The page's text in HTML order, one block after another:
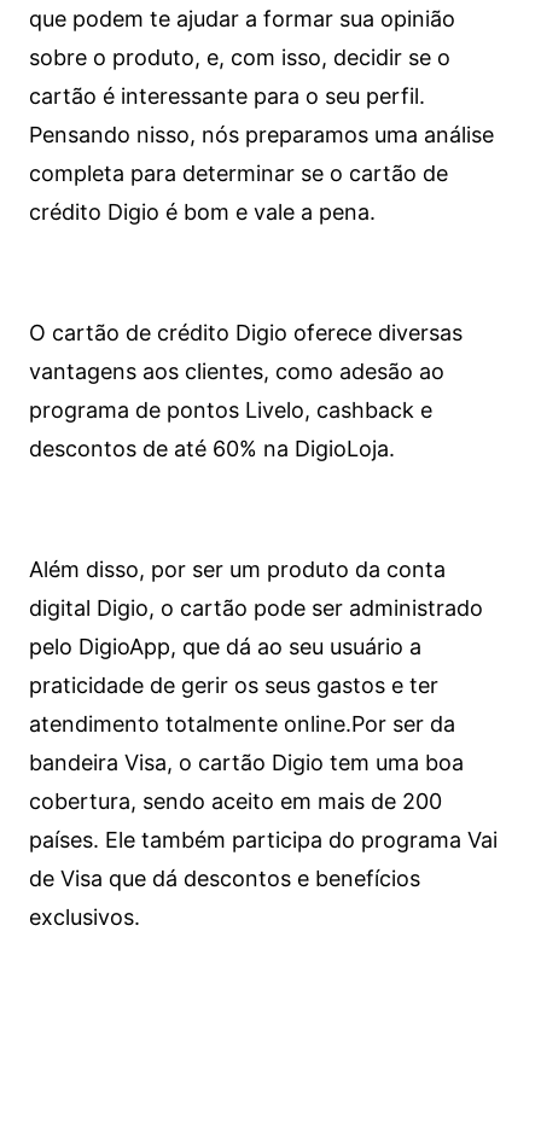
que podem te ajudar a formar sua opinião
sobre o produto, e, com isso, decidir se o
cartão é interessante para o seu perfil.
Pensando nisso, nós preparamos uma análise
completa para determinar se o cartão de
crédito Digio é bom e vale a pena.
O cartão de crédito Digio oferece diversas
vantagens aos clientes, como adesão ao
programa de pontos Livelo, cashback e
descontos de até 60% na DigioLoja.
Além disso, por ser um produto da conta
digital Digio, o cartão pode ser administrado
pelo DigioApp, que dá ao seu usuário a
praticidade de gerir os seus gastos e ter
atendimento totalmente online.Por ser da
bandeira Visa, o cartão Digio tem uma boa
cobertura, sendo aceito em mais de 200
países. Ele também participa do programa Vai
de Visa que dá descontos e benefícios
exclusivos.